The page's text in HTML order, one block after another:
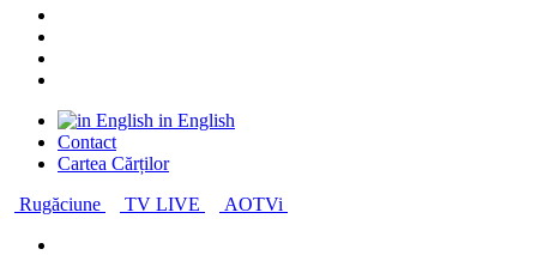
in English
Contact
Cartea Cărților
Rugăciune
TV LIVE AOTVi